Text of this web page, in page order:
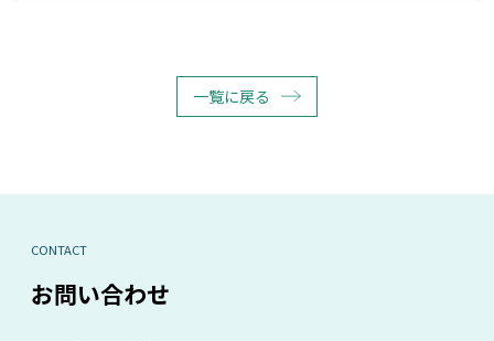
一覧に戻る
CONTACT
お問い合わせ